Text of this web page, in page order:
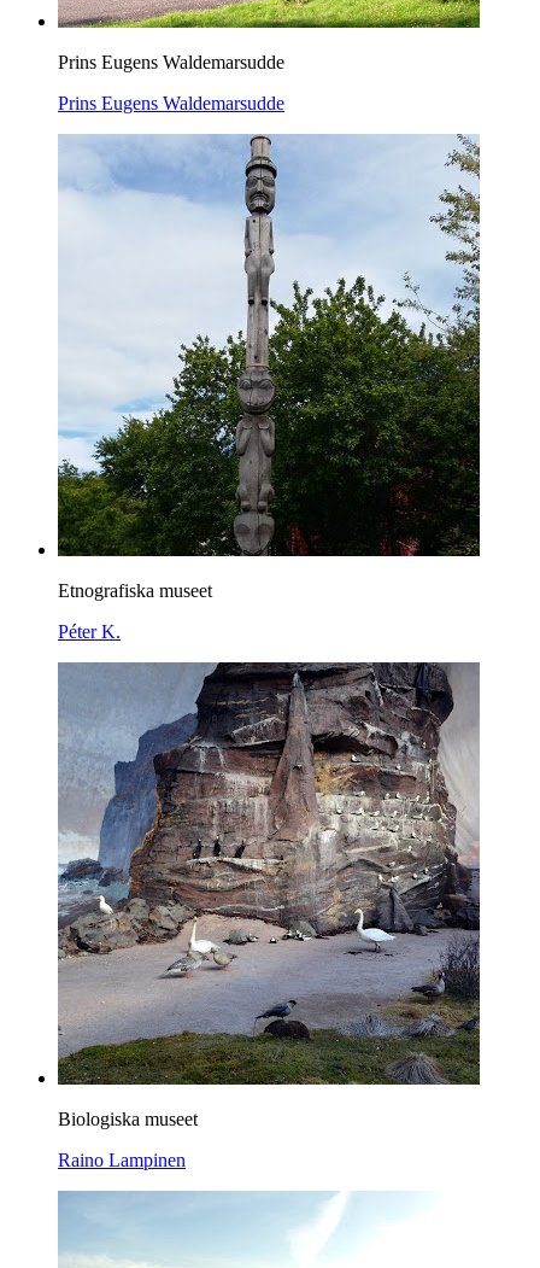
Prins Eugens Waldemarsudde
Prins Eugens Waldemarsudde
Etnografiska museet
Péter K.
Biologiska museet
Raino Lampinen